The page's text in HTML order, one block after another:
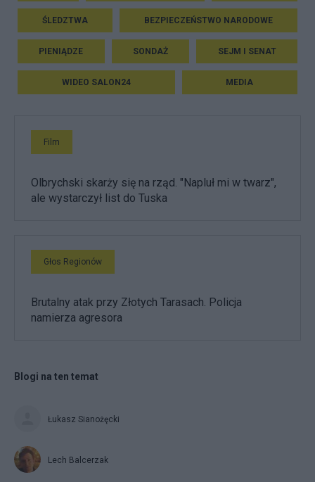
ŚLEDZTWA BEZPIECZEŃSTWO NARODOWE
PIENIĄDZE SONDAŻ SEJM I SENAT
WIDEO SALON24 MEDIA
Film
Olbrychski skarży się na rząd. "Napluł mi w twarz",
ale wystarczył list do Tuska
Głos Regionów
Brutalny atak przy Złotych Tarasach. Policja
namierza agresora
Blogi na ten temat
Łukasz Sianożęcki
Lech Balcerzak